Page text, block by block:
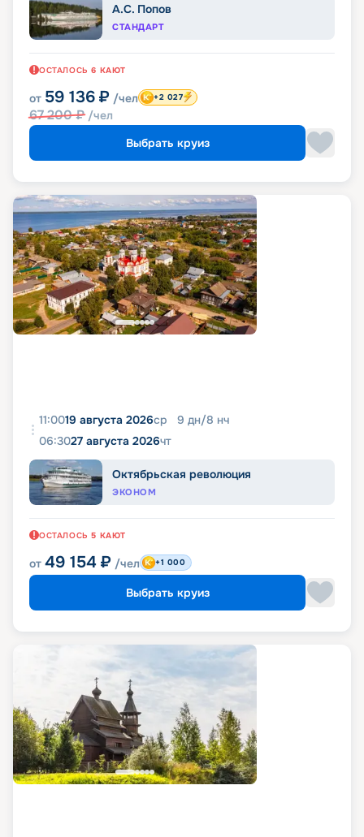
А.С. Попов
СТАНДАРТ
ОСТАЛОСЬ 6 КАЮТ
от 59 136 ₽ /чел
67 200₽ /чел
+2 027
Выбрать круиз
11:0019 августа 2026ср 9 дн/8 нч
06:3027 августа 2026чт
Октябрьская революция
ЭКОНОМ
ОСТАЛОСЬ 5 КАЮТ
от 49 154 ₽ /чел +1 000
Выбрать круиз